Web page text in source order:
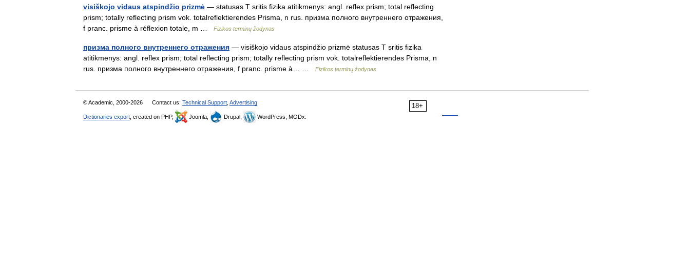
visiškojo vidaus atspindžio prizmė — statusas T sritis fizika atitikmenys: angl. reflex prism; total reflecting
prism; totally reflecting prism vok. totalreflektierendes Prisma, n rus. призма полного внутреннего отражения,
f pranc. prisme à réflexion totale, m …
Fizikos terminų žodynas
призма полного внутреннего отражения — visiškojo vidaus atspindžio prizmė statusas T sritis fizika
atitikmenys: angl. reflex prism; total reflecting prism; totally reflecting prism vok. totalreflektierendes Prisma, n
rus. призма полного внутреннего отражения, f pranc. prisme à… …
Fizikos terminų žodynas
18+
© Academic, 2000-2026 Contact us: Technical Support Advertising
Dictionaries export , created on PHP, Joomla, Drupal, WordPress, MODx.